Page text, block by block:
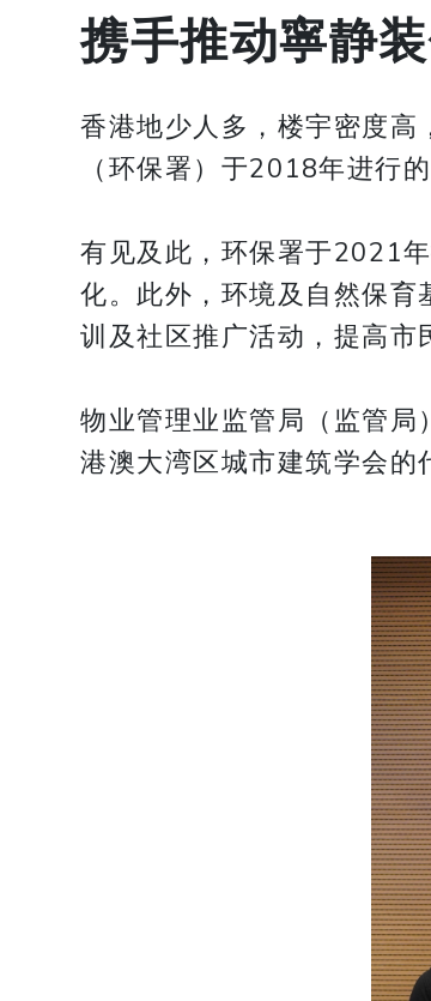
携手推动寧静
香港地少人多，楼宇密度
（环保署）于2018年进行
有见及此，环保署于2021
化。此外，环境及自然保
训及社区推广活动，提高市
物业管理业监管局（监管
港澳大湾区城市建筑学会的